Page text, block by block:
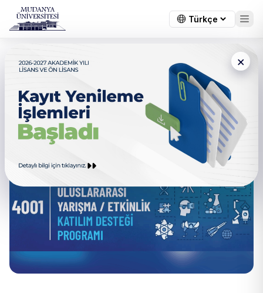
×
4001 ULUSAL VE
ULUSLARARASI YARIŞMA /
ETKİNLİK KATILIM DESTEĞİ